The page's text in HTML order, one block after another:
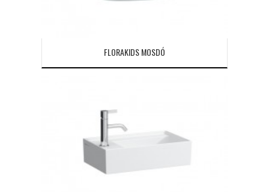
FLORAKIDS MOSDÓ